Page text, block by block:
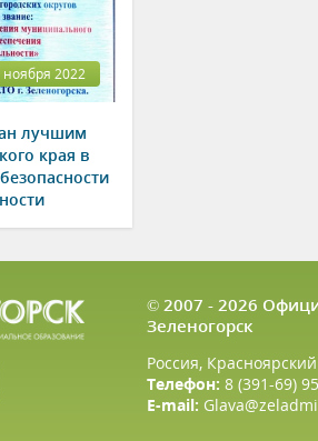
ноября 2022
лучшим
края в
© 2007 - 2026
Зеленогорск
Россия,
Телефон: 8 (391-69)
E-mail: